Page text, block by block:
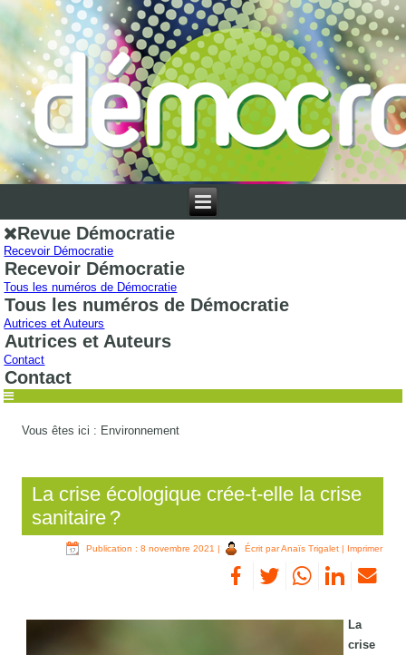
Revue Démocratie
Recevoir Démocratie
Recevoir Démocratie
Tous les numéros de Démocratie
Tous les numéros de Démocratie
Autrices et Auteurs
Autrices et Auteurs
Contact
Contact
Vous êtes ici : Environnement
La crise écologique crée-t-elle la crise
sanitaire ?
Publication : 8 novembre 2021 | Écrit par Anaïs Trigalet | Imprimer
La
crise